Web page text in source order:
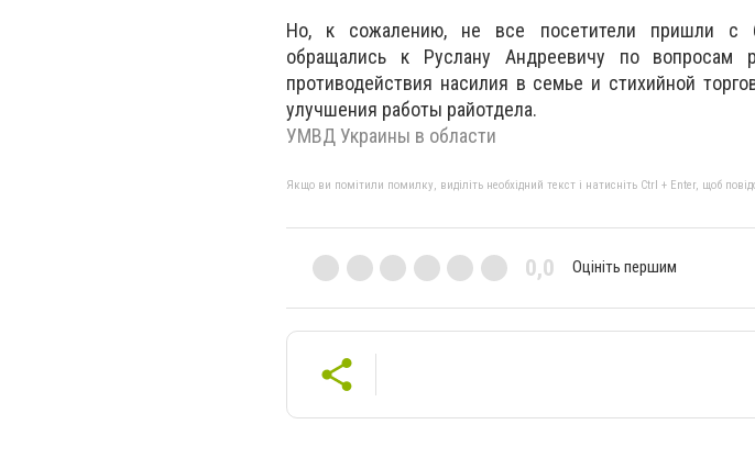
Но, к сожалению, не все посетители пришли с
обращались к Руслану Андреевичу по вопросам
противодействия насилия в семье и стихийной
улучшения работы райотдела.
УМВД Украины в области
Якщо ви помітили помилку, виділіть необхідний текст і натисніть Ctrl + Enter, щоб
0,0 Оцініть першим